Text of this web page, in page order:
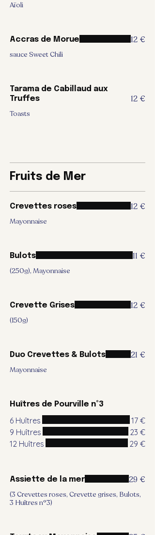
Aïoli
Accras de Morue
sauce Sweet Chili
12 €
Tarama de Cabillaud aux
Truffes
Toasts
12 €
Fruits de Mer
Crevettes roses
Mayonnaise
12 €
Bulots
(250g), Mayonnaise
11 €
Crevette Grises
(150g)
12 €
Duo Crevettes & Bulots
Mayonnaise
21 €
Huîtres de Pourville n°3
6 Huîtres
17 €
9 Huîtres
23 €
12 Huîtres
29 €
Assiette de la mer
(3 Crevettes roses, Crevette grises, Bulots,
3 Huîtres n°3)
29 €